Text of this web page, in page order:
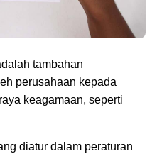
tambahan
perusahaan kepada
keagamaan, seperti
diatur dalam peraturan